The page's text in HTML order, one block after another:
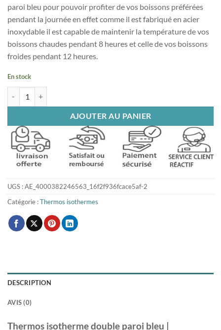
paroi bleu pour pouvoir profiter de vos boissons préférées
pendant la journée en effet comme il est fabriqué en acier
inoxydable il est capable de maintenir la température de vos
boissons chaudes pendant 8 heures et celle de vos boissons
froides pendant 12 heures.
En stock
AJOUTER AU PANIER
UGS :AE_4000382246563_16f2f936fcace5af-2
Catégorie :Thermos isothermes
DESCRIPTION
AVIS (0)
Thermos isotherme double paroi bleu |